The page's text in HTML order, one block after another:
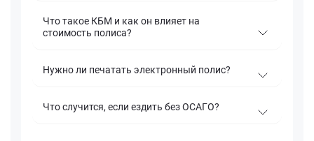
Что такое КБМ и как он влияет на
стоимость полиса?
Нужно ли печатать электронный полис?
Что случится, если ездить без ОСАГО?